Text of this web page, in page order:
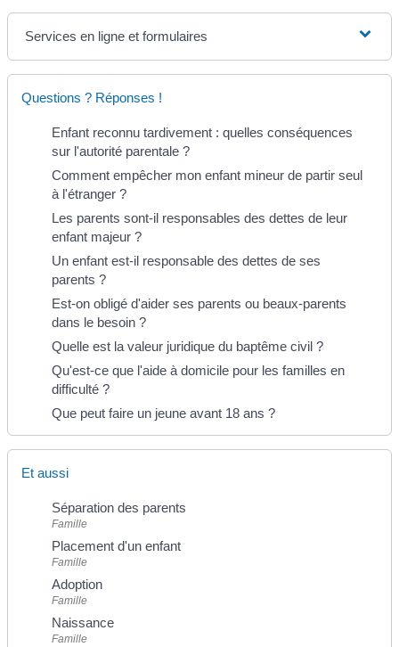
Services en ligne et formulaires
Questions ? Réponses !
Enfant reconnu tardivement : quelles conséquences
sur l'autorité parentale ?
Comment empêcher mon enfant mineur de partir seul
à l'étranger ?
Les parents sont-il responsables des dettes de leur
enfant majeur ?
Un enfant est-il responsable des dettes de ses
parents ?
Est-on obligé d'aider ses parents ou beaux-parents
dans le besoin ?
Quelle est la valeur juridique du baptême civil ?
Qu'est-ce que l'aide à domicile pour les familles en
difficulté ?
Que peut faire un jeune avant 18 ans ?
Et aussi
Séparation des parents
Famille
Placement d'un enfant
Famille
Adoption
Famille
Naissance
Famille